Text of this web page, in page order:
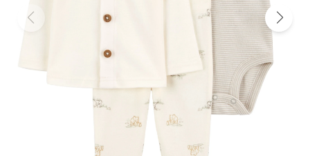
OUTLET
hop